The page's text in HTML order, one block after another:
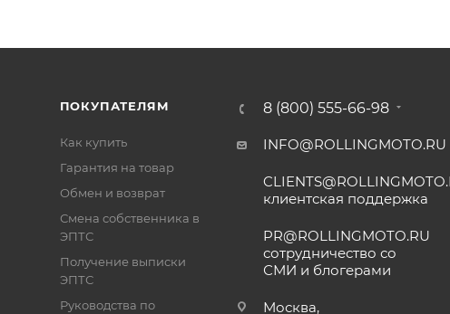
ПОКУПАТЕЛЯМ
Как купить
Гарантия на товар
Обмен и возврат
Смена собственника в
ЭПТС
Получение выписки
ЭПТС
Руководства по
8 (800) 555-66-98
INFO@ROLLINGMOTO.RU
клиентская поддержка
PR@ROLLINGMOTO.RU
сотрудничество со
СМИ и блогерами
Москва,